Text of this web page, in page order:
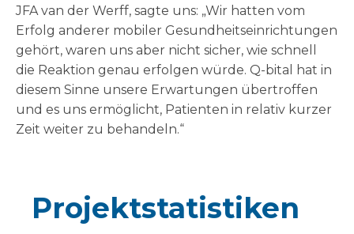
JFA van der Werff, sagte uns: „Wir hatten vom
Erfolg anderer mobiler Gesundheitseinrichtungen
gehört, waren uns aber nicht sicher, wie schnell
die Reaktion genau erfolgen würde. Q-bital hat in
diesem Sinne unsere Erwartungen übertroffen
und es uns ermöglicht, Patienten in relativ kurzer
Zeit weiter zu behandeln.“
Projektstatistiken